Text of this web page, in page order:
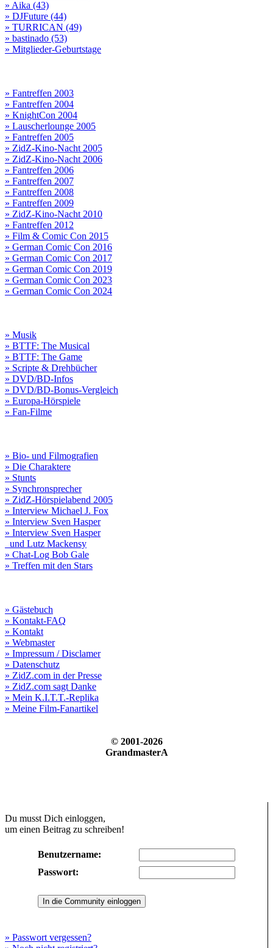
» Aika (43)
» DJFuture (44)
» TURRICAN (49)
» bastinado (53)
» Mitglieder-Geburtstage
» Fantreffen 2003
» Fantreffen 2004
» KnightCon 2004
» Lauscherlounge 2005
» Fantreffen 2005
» ZidZ-Kino-Nacht 2005
» ZidZ-Kino-Nacht 2006
» Fantreffen 2006
» Fantreffen 2007
» Fantreffen 2008
» Fantreffen 2009
» ZidZ-Kino-Nacht 2010
» Fantreffen 2012
» Film & Comic Con 2015
» German Comic Con 2016
» German Comic Con 2017
» German Comic Con 2019
» German Comic Con 2023
» German Comic Con 2024
» Musik
» BTTF: The Musical
» BTTF: The Game
» Scripte & Drehbücher
» DVD/BD-Infos
» DVD/BD-Bonus-Vergleich
» Europa-Hörspiele
» Fan-Filme
» Bio- und Filmografien
» Die Charaktere
» Stunts
» Synchronsprecher
» ZidZ-Hörspielabend 2005
» Interview Michael J. Fox
» Interview Sven Hasper
» Interview Sven Hasper
und Lutz Mackensy
» Chat-Log Bob Gale
» Treffen mit den Stars
» Gästebuch
» Kontakt-FAQ
» Kontakt
» Webmaster
» Impressum / Disclamer
» Datenschutz
» ZidZ.com in der Presse
» ZidZ.com sagt Danke
» Mein K.I.T.T.-Replika
» Meine Film-Fanartikel
© 2001-2026
GrandmasterA
Du musst Dich einloggen,
um einen Beitrag zu schreiben!
Benutzername:
Passwort:
» Passwort vergessen?